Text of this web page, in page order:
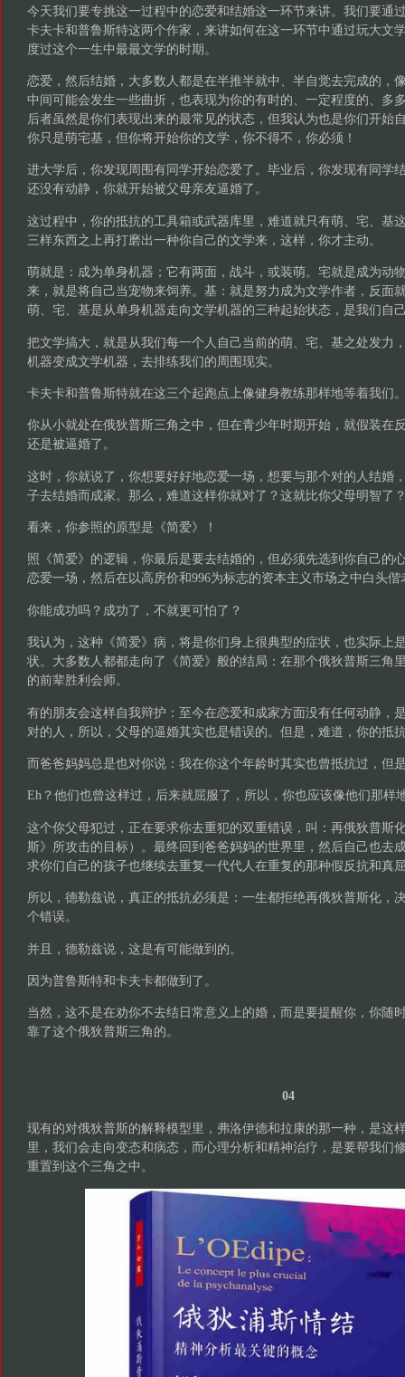
今天我们要专挑这一过程中的恋爱和结婚这一环节来讲。我们要通
卡夫卡和普鲁斯特这两个作家，来讲如何在这一环节中通过玩大文
度过这个一生中最最文学的时期。
恋爱，然后结婚，大多数人都是在半推半就中、半自觉去完成的，
中间可能会发生一些曲折，也表现为你的有时的、一定程度的、多
后者虽然是你们表现出来的最常见的状态，但我认为也是你们开始
你只是萌宅基，但你将开始你的文学，你不得不，你必须！
进大学后，你发现周围有同学开始恋爱了。毕业后，你发现有同学
还没有动静，你就开始被父母亲友逼婚了。
这过程中，你的抵抗的工具箱或武器库里，难道就只有萌、宅、基
三样东西之上再打磨出一种你自己的文学来，这样，你才主动。
萌就是：成为单身机器；它有两面，战斗，或装萌。宅就是成为动
来，就是将自己当宠物来饲养。基：就是努力成为文学作者，反面
萌、宅、基是从单身机器走向文学机器的三种起始状态，是我们自
把文学搞大，就是从我们每一个人自己当前的萌、宅、基之处发力
机器变成文学机器，去排练我们的周围现实。
卡夫卡和普鲁斯特就在这三个起跑点上像健身教练那样地等着我们
你从小就处在俄狄普斯三角之中，但在青少年时期开始，就假装在
还是被逼婚了。
这时，你就说了，你想要好好地恋爱一场，想要与那个对的人结婚
子去结婚而成家。那么，难道这样你就对了？这就比你父母明智了
看来，你参照的原型是《简爱》！
照《简爱》的逻辑，你最后是要去结婚的，但必须先选到你自己的
恋爱一场，然后在以高房价和996为标志的资本主义市场之中白头
你能成功吗？成功了，不就更可怕了？
我认为，这种《简爱》病，将是你们身上很典型的症状，也实际上
状。大多数人都都走向了《简爱》般的结局：在那个俄狄普斯三角
的前辈胜利会师。
有的朋友会这样自我辩护：至今在恋爱和成家方面没有任何动静，
对的人，所以，父母的逼婚其实也是错误的。但是，难道，你的抵
而爸爸妈妈总是也对你说：我在你这个年龄时其实也曾抵抗过，但
Eh？他们也曾这样过，后来就屈服了，所以，你也应该像他们那样
这个你父母犯过，正在要求你去重犯的双重错误，叫：再俄狄普斯
斯》所攻击的目标）。最终回到爸爸妈妈的世界里，然后自己也去
求你们自己的孩子也继续去重复一代代人在重复的那种假反抗和真
所以，德勒兹说，真正的抵抗必须是：一生都拒绝再俄狄普斯化，
个错误。
并且，德勒兹说，这是有可能做到的。
因为普鲁斯特和卡夫卡都做到了。
当然，这不是在劝你不去结日常意义上的婚，而是要提醒你，你随
靠了这个俄狄普斯三角的。
04
现有的对俄狄普斯的解释模型里，弗洛伊德和拉康的那一种，是这
里，我们会走向变态和病态，而心理分析和精神治疗，是要帮我们
重置到这个三角之中。